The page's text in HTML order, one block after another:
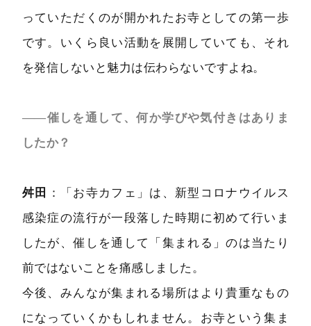
っていただくのが開かれたお寺としての第一歩
です。いくら良い活動を展開していても、それ
を発信しないと魅力は伝わらないですよね。
――催しを通して、何か学びや気付きはありま
したか？
舛田
：「お寺カフェ」は、新型コロナウイルス
感染症の流行が一段落した時期に初めて行いま
したが、催しを通して「集まれる」のは当たり
前ではないことを痛感しました。
今後、みんなが集まれる場所はより貴重なもの
になっていくかもしれません。お寺という集ま